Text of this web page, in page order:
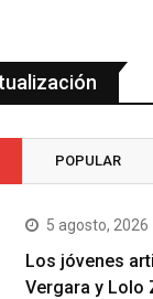
POPULAR
5 agosto, 2026
Los jóvenes
Vergara y Lolo